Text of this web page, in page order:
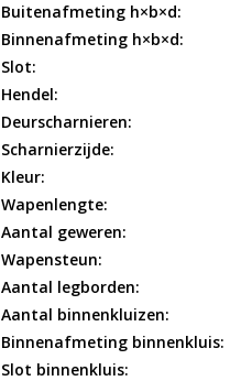
Buitenafmeting h×b×d:
Binnenafmeting h×b×d:
Slot:
Hendel:
Deurscharnieren:
Scharnierzijde:
Kleur:
Wapenlengte:
Aantal geweren:
Wapensteun:
Aantal legborden:
Aantal binnenkluizen:
Binnenafmeting binnenkluis:
Slot binnenkluis: